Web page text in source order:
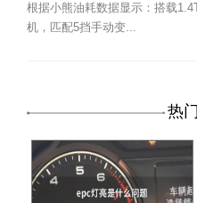
根据小熊油耗数据显示：搭载
机，匹配5挡手动变...
热